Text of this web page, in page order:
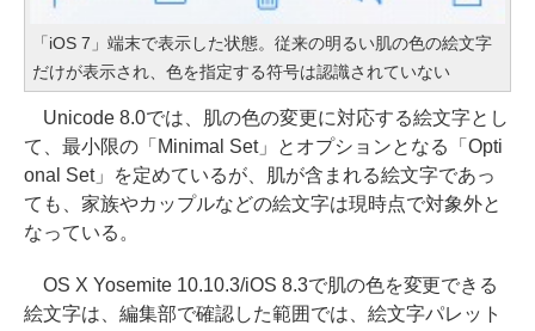
「iOS 7」端末で表示した状態。従来の明るい肌の色の絵文字
だけが表示され、色を指定する符号は認識されていない
Unicode 8.0では、肌の色の変更に対応する絵文字とし
て、最小限の「Minimal Set」とオプションとなる「Opti
onal Set」を定めているが、肌が含まれる絵文字であっ
ても、家族やカップルなどの絵文字は現時点で対象外と
なっている。
OS X Yosemite 10.10.3/iOS 8.3で肌の色を変更できる
絵文字は、編集部で確認した範囲では、絵文字パレット